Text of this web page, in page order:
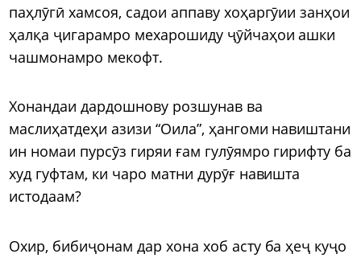
паҳлӯгӣ хамсоя, садои аппаву хоҳаргӯии занҳои
ҳалқа ҷигарамро мехарошиду ҷӯйчаҳои ашки
чашмонамро мекофт.
Хонандаи дардошнову розшунав ва
маслиҳатдеҳи азизи “Оила”, ҳангоми навиштани
ин номаи пурсӯз гиряи ғам гулӯямро гирифту ба
худ гуфтам, ки чаро матни дурӯғ навишта
истодаам?
Охир, бибиҷонам дар хона хоб асту ба ҳеҷ куҷо